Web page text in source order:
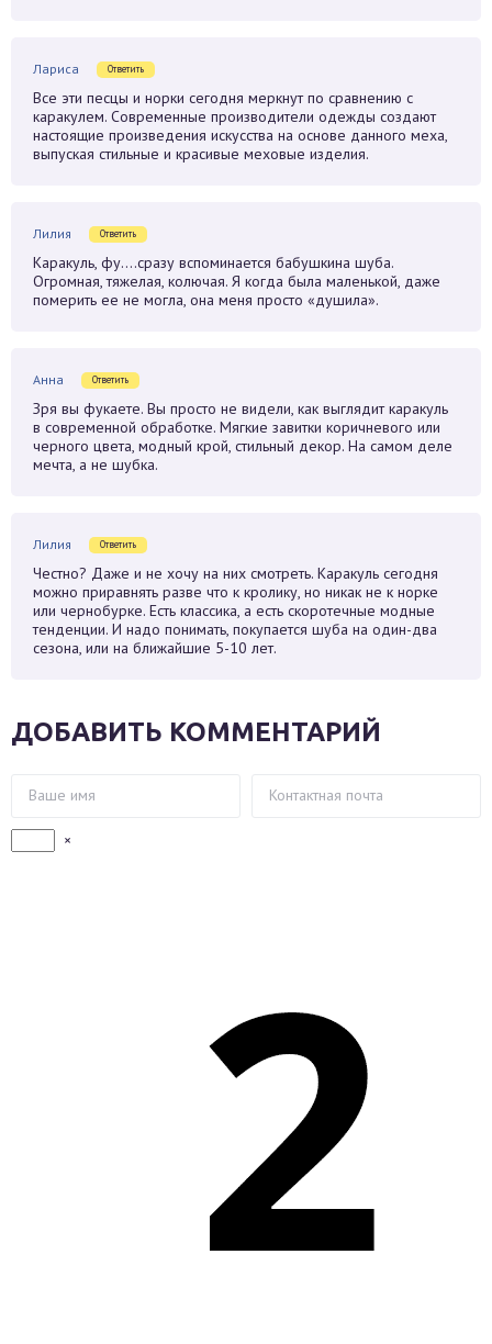
Лариса Ответить
Все эти песцы и норки сегодня меркнут по сравнению с
каракулем. Современные производители одежды создают
настоящие произведения искусства на основе данного меха,
выпуская стильные и красивые меховые изделия.
Лилия Ответить
Каракуль, фу….сразу вспоминается бабушкина шуба.
Огромная, тяжелая, колючая. Я когда была маленькой, даже
померить ее не могла, она меня просто «душила».
Анна Ответить
Зря вы фукаете. Вы просто не видели, как выглядит каракуль
в современной обработке. Мягкие завитки коричневого или
черного цвета, модный крой, стильный декор. На самом деле
мечта, а не шубка.
Лилия Ответить
Честно? Даже и не хочу на них смотреть. Каракуль сегодня
можно приравнять разве что к кролику, но никак не к норке
или чернобурке. Есть классика, а есть скоротечные модные
тенденции. И надо понимать, покупается шуба на один-два
сезона, или на ближайшие 5-10 лет.
ДОБАВИТЬ КОММЕНТАРИЙ
×